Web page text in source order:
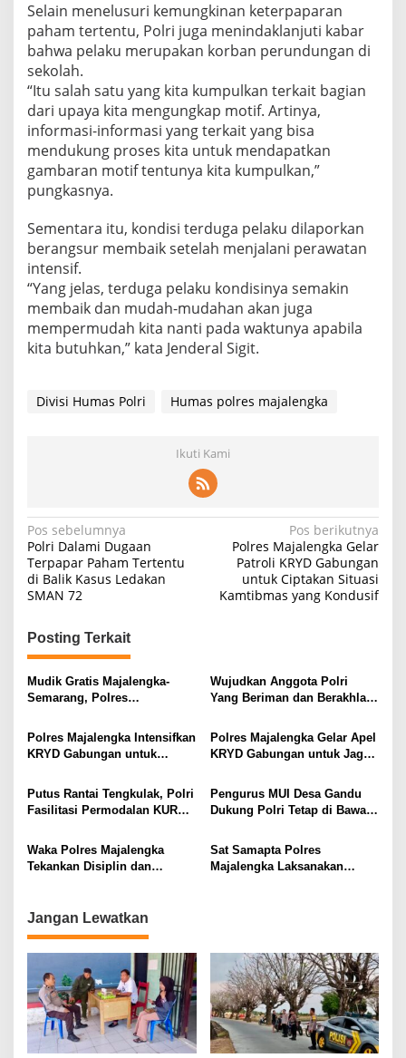
Selain menelusuri kemungkinan keterpaparan
paham tertentu, Polri juga menindaklanjuti kabar
bahwa pelaku merupakan korban perundungan di
sekolah.
“Itu salah satu yang kita kumpulkan terkait bagian
dari upaya kita mengungkap motif. Artinya,
informasi-informasi yang terkait yang bisa
mendukung proses kita untuk mendapatkan
gambaran motif tentunya kita kumpulkan,”
pungkasnya.
Sementara itu, kondisi terduga pelaku dilaporkan
berangsur membaik setelah menjalani perawatan
intensif.
“Yang jelas, terduga pelaku kondisinya semakin
membaik dan mudah-mudahan akan juga
mempermudah kita nanti pada waktunya apabila
kita butuhkan,” kata Jenderal Sigit.
Divisi Humas Polri Humas polres majalengka
Ikuti Kami
Navigasi
pos
Pos sebelumnya
Polri Dalami Dugaan
Terpapar Paham Tertentu
di Balik Kasus Ledakan
SMAN 72
Pos berikutnya
Polres Majalengka Gelar
Patroli KRYD Gabungan
untuk Ciptakan Situasi
Kamtibmas yang Kondusif
Posting Terkait
Mudik Gratis Majalengka-
Semarang, Polres
Wujudkan Anggota Polri
Yang Beriman dan Berakhlak
Binrohtal Melalui Zoom
Meeting
Polres Majalengka Intensifkan
KRYD Gabungan untuk
Polres Majalengka Gelar Apel
KRYD Gabungan untuk Jaga
Putus Rantai Tengkulak, Polri
Fasilitasi Permodalan KUR
Petani Jagung
Pengurus MUI Desa Gandu
Dukung Polri Tetap di Bawah
Waka Polres Majalengka
Tekankan Disiplin dan
Sat Samapta Polres
Majalengka Laksanakan
Jangan Lewatkan